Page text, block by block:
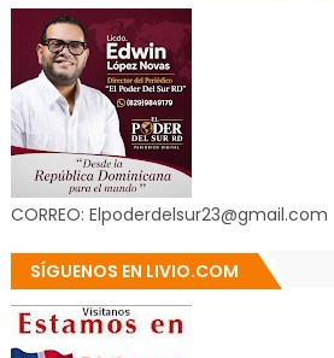
CORREO: Elpoderdelsur23@gmail.com
SÍGUENOS EN LIVIO.COM